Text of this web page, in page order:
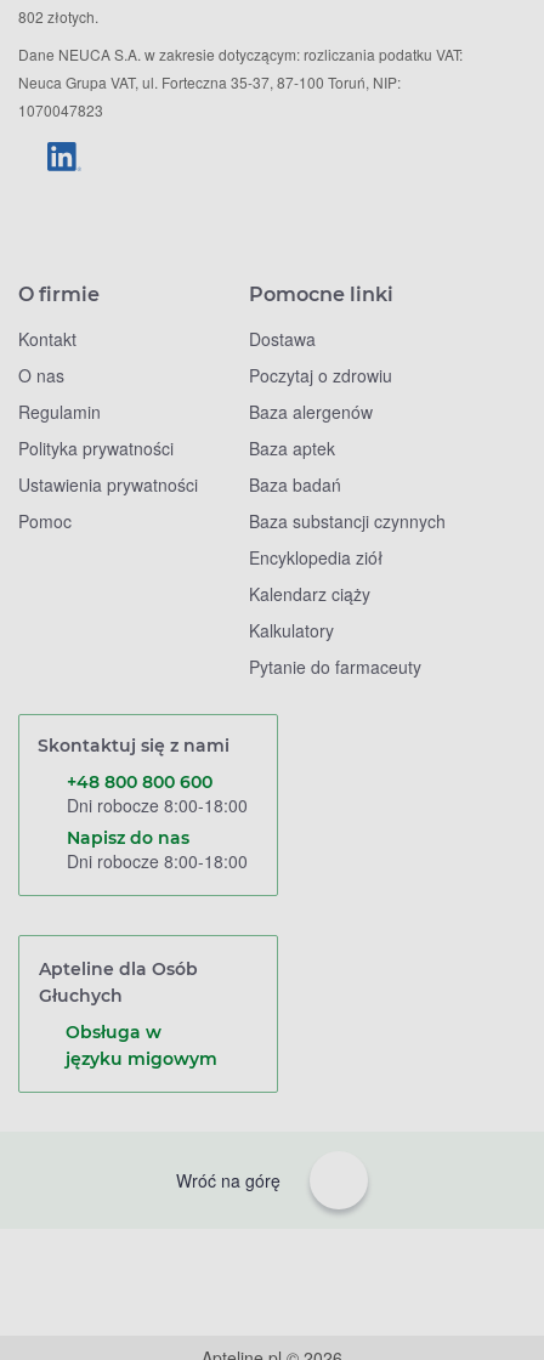
802 złotych.
Dane NEUCA S.A. w zakresie dotyczącym: rozliczania podatku VAT:
Neuca Grupa VAT, ul. Forteczna 35-37, 87-100 Toruń, NIP:
1070047823
O firmie
Kontakt
O nas
Regulamin
Polityka prywatności
Ustawienia prywatności
Pomoc
Pomocne linki
Dostawa
Poczytaj o zdrowiu
Baza alergenów
Baza aptek
Baza badań
Baza substancji czynnych
Encyklopedia ziół
Kalendarz ciąży
Kalkulatory
Pytanie do farmaceuty
Skontaktuj się z nami
+48 800 800 600
Dni robocze 8:00-18:00
Napisz do nas
Dni robocze 8:00-18:00
Apteline dla Osób
Głuchych
Obsługa w
języku migowym
Wróć na górę